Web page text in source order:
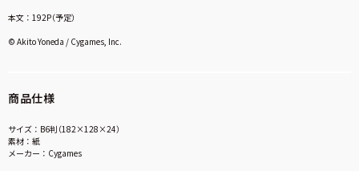
本文：192P（予定）
© Akito Yoneda / Cygames, Inc.
商品仕様
サイズ：B6判（182×128×24）
素材：紙
メーカー：Cygames